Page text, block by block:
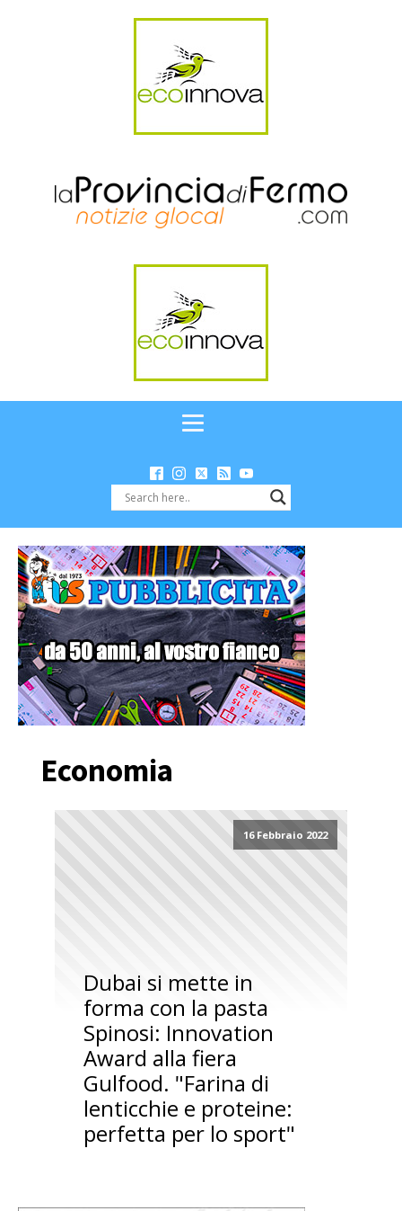
Economia
16 Febbraio 2022
Dubai si mette in
forma con la pasta
Spinosi: Innovation
Award alla fiera
Gulfood. "Farina di
lenticchie e proteine:
perfetta per lo sport"